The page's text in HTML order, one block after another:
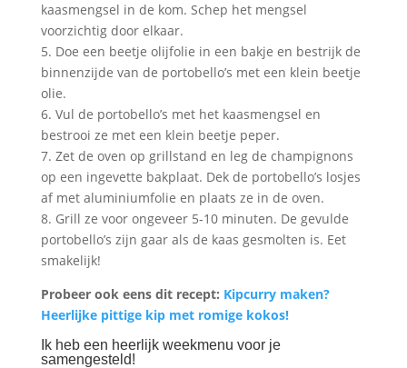
kaasmengsel in de kom. Schep het mengsel
voorzichtig door elkaar.
5. Doe een beetje olijfolie in een bakje en bestrijk de
binnenzijde van de portobello’s met een klein beetje
olie.
6. Vul de portobello’s met het kaasmengsel en
bestrooi ze met een klein beetje peper.
7. Zet de oven op grillstand en leg de champignons
op een ingevette bakplaat. Dek de portobello’s losjes
af met aluminiumfolie en plaats ze in de oven.
8. Grill ze voor ongeveer 5-10 minuten. De gevulde
portobello’s zijn gaar als de kaas gesmolten is. Eet
smakelijk!
Probeer ook eens dit recept: Kipcurry maken?
Heerlijke pittige kip met romige kokos!
Ik heb een heerlijk weekmenu voor je
samengesteld!